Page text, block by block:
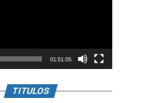
01:51:05
TITULOS